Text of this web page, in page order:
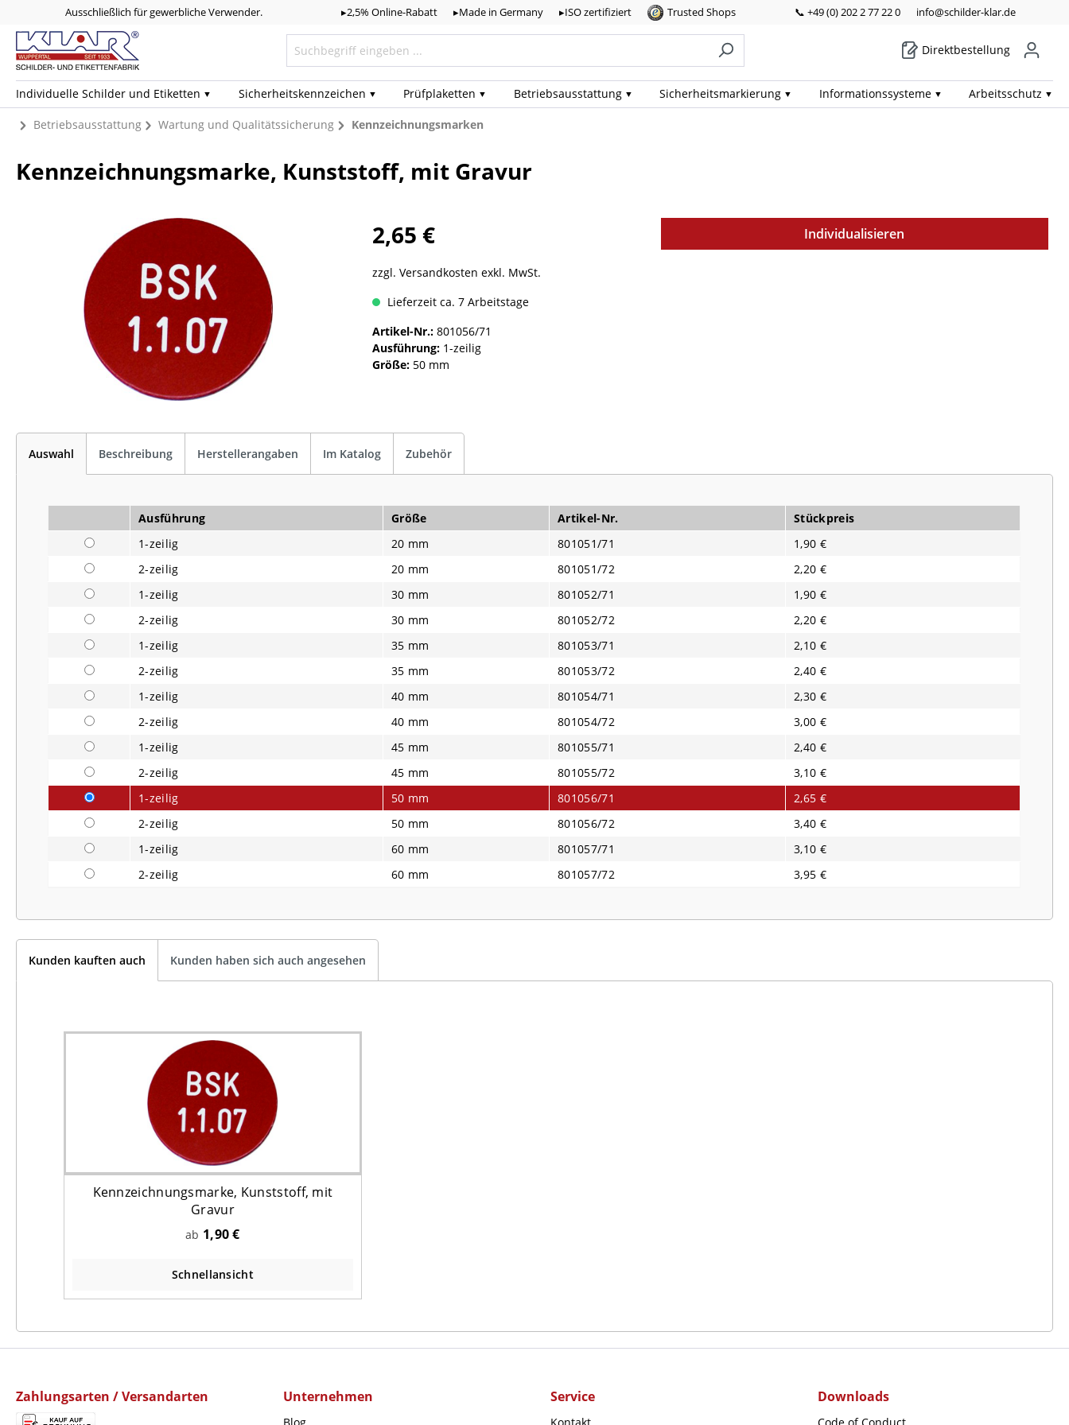
Ausschließlich für gewerbliche Verwender. ▸2,5% Online-Rabatt ▸Made in Germany ▸ISO zertifiziert Trusted Shops 📞 +49 (0) 202 2 77 22 0 info@schilder-klar.de
Direktbestellung
Individuelle Schilder und Etiketten Sicherheits­kennzeichen Prüf­plaketten Betriebs­ausstattung Sicherheits­markierung Informations­systeme Arbeits­schutz
Betriebsausstattung Wartung und Qualitätssicherung Kennzeichnungsmarken
Kennzeichnungsmarke, Kunststoff, mit Gravur
2,65 €
zzgl. Versandkosten exkl. MwSt.
Individualisieren
Lieferzeit ca. 7 Arbeitstage
Artikel-Nr.: 801056/71
Ausführung: 1-zeilig
Größe: 50 mm
Auswahl Beschreibung Herstellerangaben Im Katalog Zubehör
Ausführung Größe Artikel-Nr.
Stückpreis
1-zeilig
20 mm 801051/71
1,90 €
2-zeilig
20 mm 801051/72
2,20 €
1-zeilig
30 mm 801052/71
1,90 €
2-zeilig
30 mm 801052/72
2,20 €
1-zeilig
35 mm 801053/71
2,10 €
2-zeilig
35 mm 801053/72
2,40 €
1-zeilig
40 mm 801054/71
2,30 €
2-zeilig
40 mm 801054/72
3,00 €
1-zeilig
45 mm 801055/71
2,40 €
2-zeilig
45 mm 801055/72
3,10 €
1-zeilig
50 mm 801056/71
2,65 €
2-zeilig
50 mm 801056/72
3,40 €
1-zeilig
60 mm 801057/71
3,10 €
2-zeilig
60 mm 801057/72 3,95 €
Kunden kauften auch Kunden haben sich auch angesehen
Kennzeichnungsmarke, Kunststoff, mit
Gravur
ab 1,90 €
Schnellansicht
Zahlungsarten / Versandarten Unternehmen Service Downloads